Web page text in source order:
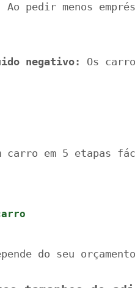
Ao pedir menos
negativo: Os
carro em 5 etapas
do seu